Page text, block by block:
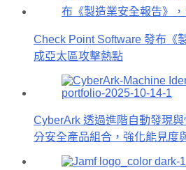
Check Point Software 發布《
成亞太區攻擊熱點
CyberArk 透過進階自動發現
分安全產品組合，強化能見度